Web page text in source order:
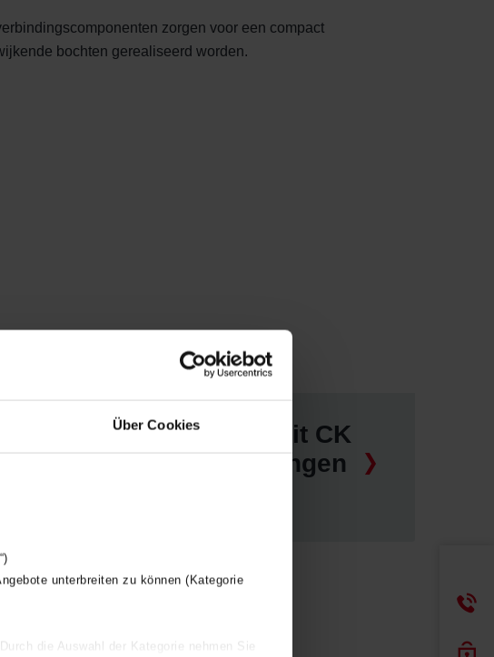
Über Cookies
unterbreiten zu können (Kategorie
die Auswahl der Kategorie nehmen Sie
zorgen voor een compact
bochten gerealiseerd worden.
ComfoFit CK
Overgangen